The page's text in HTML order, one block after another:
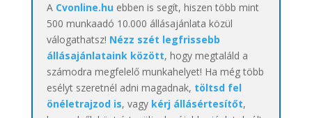
A Cvonline.huebben is segít, hiszen több mint
500 munkaadó 10.000 állásajánlata közül
válogathatsz! Nézz szét legfrissebb
állásajánlataink között, hogy megtaláld a
számodra megfelelő munkahelyet! Ha még több
esélyt szeretnél adni magadnak, töltsd fel
önéletrajzod is, vagy kérj állásértesítőt,